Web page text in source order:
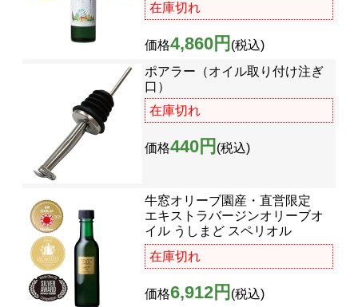
在庫切れ
価格4,860円 (税込)
ポアラー（オイル取り付け注ぎ
口）
在庫切れ
価格440円 (税込)
牛窓オリーブ園産・直営限定
エキストラバージンオリーブオ
イル うしまど スペリオル
在庫切れ
価格6,912円 (税込)